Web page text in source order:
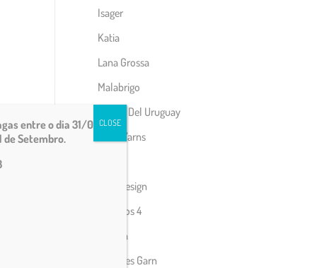
Isager
Katia
Lana Grossa
Malabrigo
Manos Del Uruguay
Matti Yarns
Rico Design
Rosários 4
Rowan
Sandnes Garn
entre o dia 31/07 e
de Setembro.
CLOSE